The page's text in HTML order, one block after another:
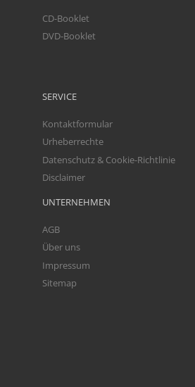
CD-Booklet
DVD-Booklet
SERVICE
Kontaktformular
Urheberrechte
Datenschutz & Cookie-Richtlinie
Disclaimer
UNTERNEHMEN
AGB
Über uns
Impressum
Sitemap